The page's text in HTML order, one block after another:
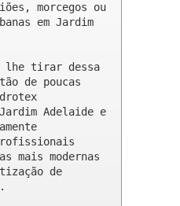
morcegos ou
em Jardim
lhe tirar dessa
de poucas
Adelaide e
mais modernas
de